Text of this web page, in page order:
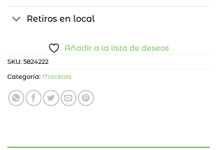
Retiros en local
Añadir a la lista de deseos
SKU: 5824222
Categoría: Macetas